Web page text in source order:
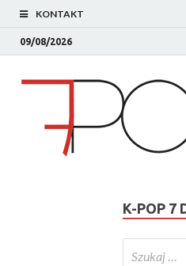
KONTAKT
09/08/2026
K-POP 7